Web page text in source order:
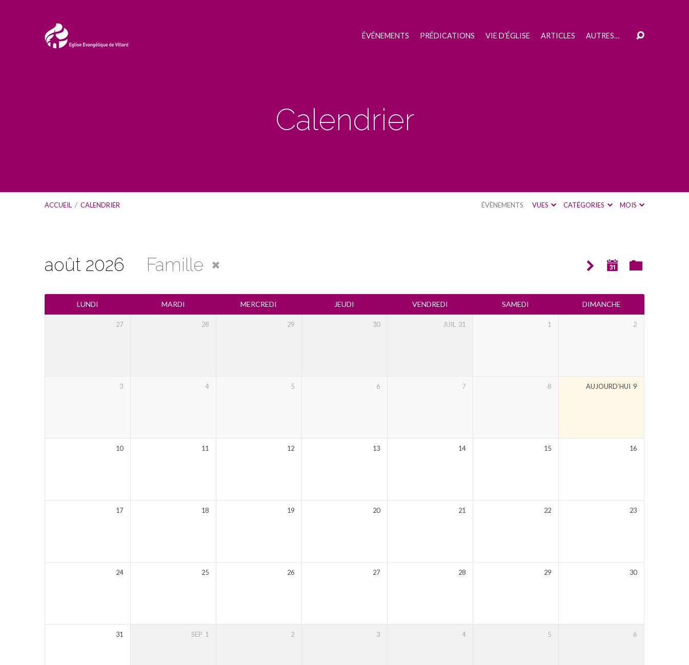
ÉVÉNEMENTS PRÉDICATIONS VIE D’ÉGLISE ARTICLES AUTRES…
Calendrier
ACCUEIL / CALENDRIER ÉVÈNEMENTS VUES CATÉGORIES MOIS
Calendrier
août 2026 Famille
LUNDI MARDI MERCREDI JEUDI VENDREDI SAMEDI DIMANCHE
27 28 29 30 JUIL 31 1 2
3 4 5 6 7 8 AUJOURD’HUI 9
10 11 12 13 14 15 16
17 18 19 20 21 22 23
24 25 26 27 28 29 30
31 SEP 1 2 3 4 5 6